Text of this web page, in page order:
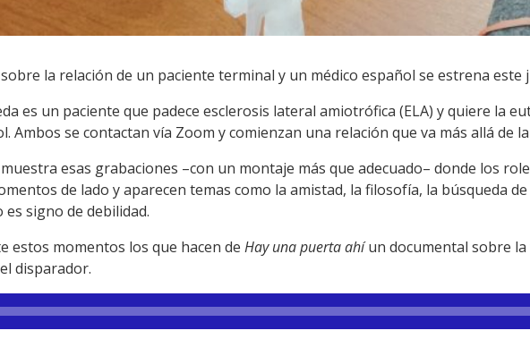
la relación de un paciente terminal y un médico español se estrena este
es un paciente que padece esclerosis lateral amiotrófica (ELA) y quiere la
Ambos se contactan vía Zoom y comienzan una relación que va más allá de
esas grabaciones –con un montaje más que adecuado– donde los
de lado y aparecen temas como la amistad, la filosofía, la búsqueda
signo de debilidad.
estos momentos los que hacen de Hay una puerta ahíun documental sobre la
disparador.